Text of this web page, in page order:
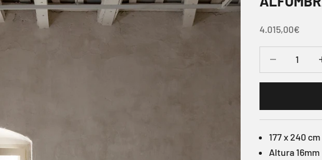
Precio de oferta
4.015,00€
177 x 240 cm
Altura 16mm